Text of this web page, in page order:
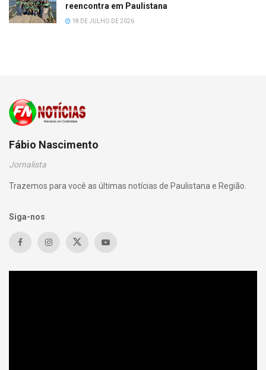
reencontra em Paulistana
18 DE JULHO DE 2026
Fábio Nascimento
Jornalista
Trazemos para você as últimas notícias de Paulistana e Região.
Siga-nos